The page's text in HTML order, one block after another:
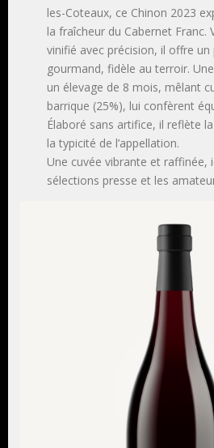
les-Coteaux, ce Chinon 2023
la fraîcheur du Cabernet Franc.
vinifié avec précision, il offre
gourmand, fidèle au terroir.
un élevage de 8 mois, mêlant
barrique (25%), lui confèrent
Élaboré sans artifice, il reflète
la typicité de l’appellation.
Une cuvée vibrante et raffinée,
sélections presse et les